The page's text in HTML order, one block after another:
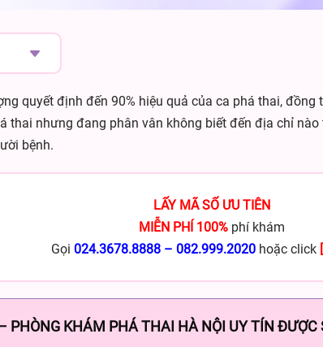
quyết định đến 90% hiệu quả của ca phá thai,
thai nhưng đang phân vân không biết đến địa chỉ
bệnh.
LẤY MÃ SỐ ƯU TIÊN
MIỄN PHÍ 100% phí khám
Gọi 024.3678.8888 – 082.999.2020 hoặc click
PHÒNG KHÁM PHÁ THAI HÀ NỘI UY TÍN ĐƯỢC